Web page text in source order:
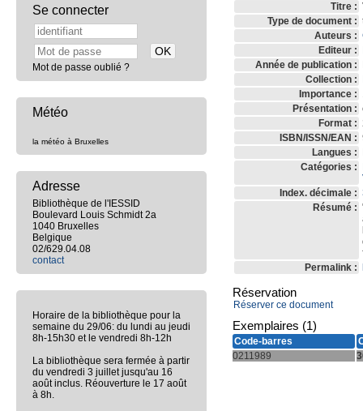
Titre :
Type de document :
Auteurs :
Editeur :
Année de publication :
Collection :
Importance :
Présentation :
Format :
ISBN/ISSN/EAN :
Langues :
Catégories :
Index. décimale :
Résumé :
Permalink :
Réservation
Réserver ce document
Exemplaires (1)
Code-barres
0211989
Se connecter
Mot de passe oublié ?
Météo
la météo à Bruxelles
Adresse
Bibliothèque de l'IESSID
Boulevard Louis Schmidt 2a
1040 Bruxelles
Belgique
02/629.04.08
contact
Horaire de la bibliothèque pour la
semaine du 29/06: du lundi au jeudi
8h-15h30 et le vendredi 8h-12h
La bibliothèque sera fermée à partir
du vendredi 3 juillet jusqu'au 16
août inclus. Réouverture le 17 août
à 8h.